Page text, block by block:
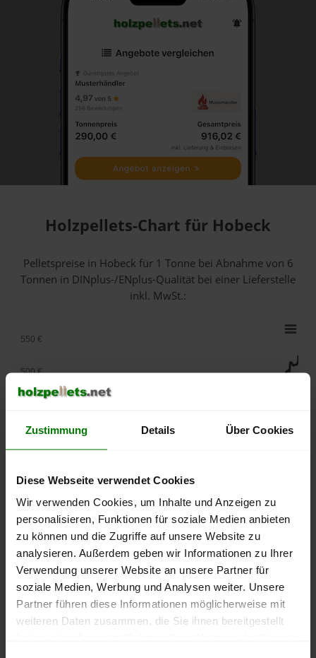
Zustimmung Details Über Cookies
Diese Webseite verwendet Cookies
Wir verwenden Cookies, um Inhalte und Anzeigen zu
personalisieren, Funktionen für soziale Medien anbieten
zu können und die Zugriffe auf unsere Website zu
analysieren. Außerdem geben wir Informationen zu Ihrer
Verwendung unserer Website an unsere Partner für
soziale Medien, Werbung und Analysen weiter. Unsere
Partner führen diese Informationen möglicherweise mit
weiteren Daten zusammen, die Sie ihnen bereitgestellt
Holzpellets-Chart für Hobeck
Pelletspreise in Hobeck für 1 Tonne bei Abnahmevon 6
Tonnen in DINplus-/ENplus-Qualität bei einer Lieferstelle
inkl. MwSt.:
2025
2026
2026
250 €
300 €
400 €
500 €
550 €
Die aktuelle Preisentwicklung für Holzpellets in Deutschland
können Sie jederzeit auf unsererPelletspreise-Seite